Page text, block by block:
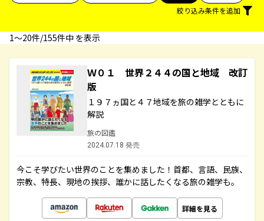
絞り込み条件を追加
1〜20件/155件中 を表示
Ｗ０１ 世界２４４の国と地域 改訂
版
１９７ヵ国と４７地域を旅の雑学とともに
解説
旅の図鑑
2024.07.18 発売
今こそ学びたい世界のことを集めました！首都、言語、民族、
宗教、特長、現地の挨拶、誰かに話したくなる旅の雑学も。
詳細を見る